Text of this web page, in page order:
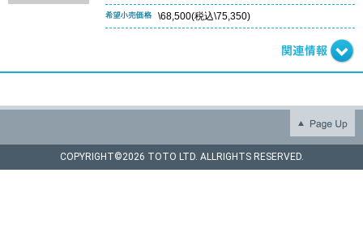
\68,500(税込\75,350)
COPYRIGHT©2026 TOTO LTD. ALLRIGHTS RESERVED.